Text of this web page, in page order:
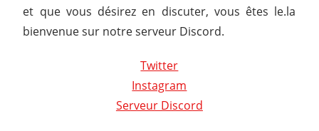
et que vous désirez en discuter, vous êtes le.la
bienvenue sur notre serveur Discord.
Twitter
Instagram
Serveur Discord